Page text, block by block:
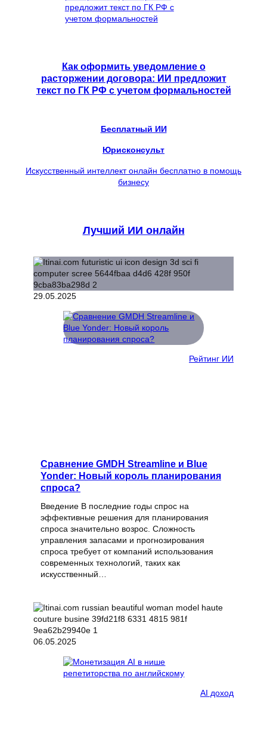
Как оформить уведомление о
расторжении договора: ИИ предложит
текст по ГК РФ с учетом формальностей
Бесплатный ИИ
Юрисконсульт
Искусственный интеллект онлайн бесплатно в помощь
бизнесу
Лучший ИИ онлайн
29.05.2025
Рейтинг ИИ
Сравнение GMDH Streamline и Blue
Yonder: Новый король планирования
спроса?
Введение В последние годы спрос на
эффективные решения для планирования
спроса значительно возрос. Сложность
управления запасами и прогнозирования
спроса требует от компаний использования
современных технологий, таких как
искусственный…
06.05.2025
AI доход